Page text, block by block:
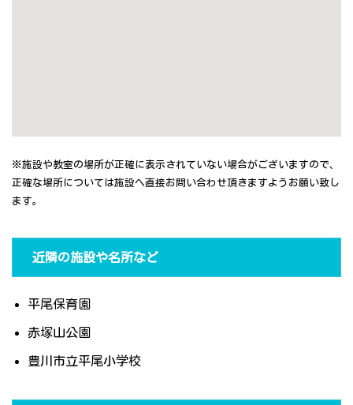
※施設や教室の場所が正確に表示されていない場合がございますので、
正確な場所については施設へ直接お問い合わせ頂きますようお願い致し
ます。
近隣の施設や名所など
平尾保育園
赤塚山公園
豊川市立平尾小学校